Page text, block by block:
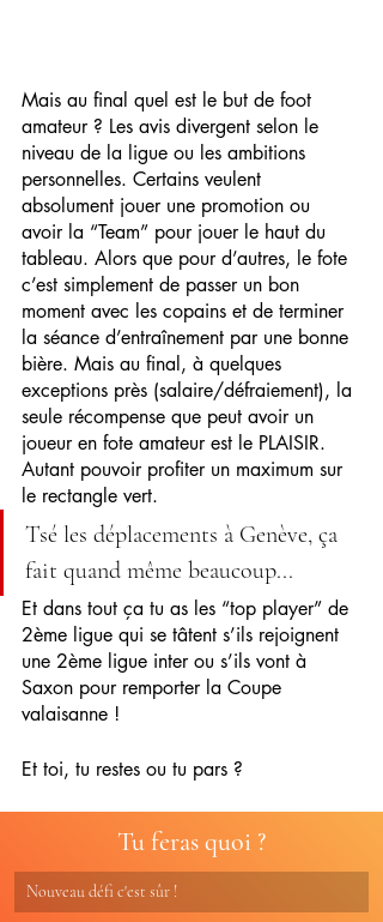
Mais au final quel est le but de foot
amateur ? Les avis divergent selon le
niveau de la ligue ou les ambitions
personnelles. Certains veulent
absolument jouer une promotion ou
avoir la “Team” pour jouer le haut du
tableau. Alors que pour d’autres, le fote
c’est simplement de passer un bon
moment avec les copains et de terminer
la séance d’entraînement par une bonne
bière. Mais au final, à quelques
exceptions près (salaire/défraiement), la
seule récompense que peut avoir un
joueur en fote amateur est le PLAISIR.
Autant pouvoir profiter un maximum sur
le rectangle vert.
Tsé les déplacements à Genève, ça
fait quand même beaucoup...
Et dans tout ça tu as les “top player” de
2ème ligue qui se tâtent s’ils rejoignent
une 2ème ligue inter ou s’ils vont à
Saxon pour remporter la Coupe
valaisanne !
Et toi, tu restes ou tu pars ?
Tu feras quoi ?
Nouveau défi c'est sûr !